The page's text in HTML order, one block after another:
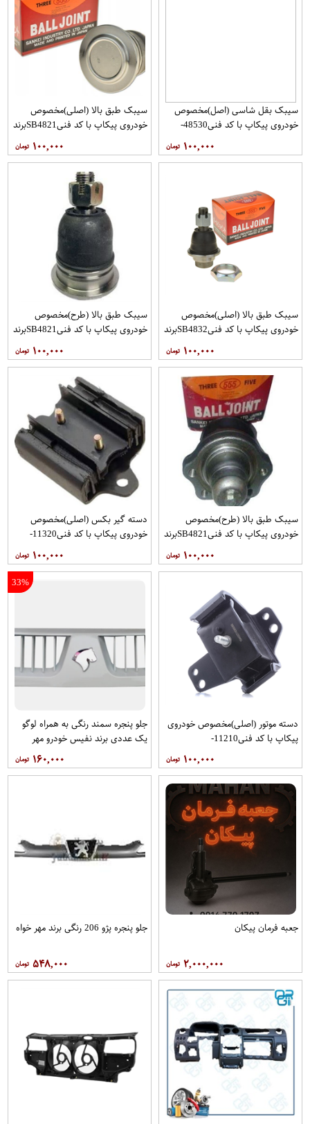
سیبک بقل شاسی (اصل)مخصوص
خودروی پیکاپ با کد فنی48530-
۱۰۰,۰۰۰
سیبک طبق بالا (اصلی)مخصوص
خودروی پیکاپ با کد فنیSB4821برند
۱۰۰,۰۰۰
سیبک طبق بالا (اصلی)مخصوص
خودروی پیکاپ با کد فنیSB4832برند
۱۰۰,۰۰۰
سیبک طبق بالا (طرح)مخصوص
خودروی پیکاپ با کد فنیSB4821برند
۱۰۰,۰۰۰
سیبک طبق بالا (طرح)مخصوص
خودروی پیکاپ با کد فنیSB4821برند
۱۰۰,۰۰۰
دسته گیر بکس (اصلی)مخصوص
خودروی پیکاپ با کد فنی11320-
۱۰۰,۰۰۰
دسته موتور (اصلی)مخصوص خودروی
پیکاپ با کد فنی11210-
۱۰۰,۰۰۰
33%
جلو پنجره سمند رنگی به همراه لوگو
یک عددی برند نفیس خودرو مهر
۱۶۰,۰۰۰
جعبه فرمان پیکان
۲,۰۰۰,۰۰۰
جلو پنجره پژو 206 رنگی برند مهر خواه
۵۴۸,۰۰۰